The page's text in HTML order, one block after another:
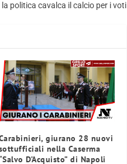
politica cavalca il calcio per i voti
giurano 28 nuovi
nella Caserma
D’Acquisto” di Napoli